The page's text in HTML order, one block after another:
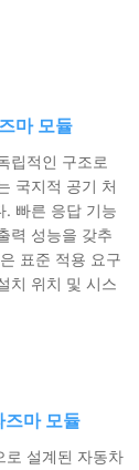
마 모듈
립적인 구조로
국지적 공기 처
. 빠른 응답 기능
력 성능을 갖추
표준 적용 요구
치 위치 및 시스
마 모듈
로 설계된 자동차